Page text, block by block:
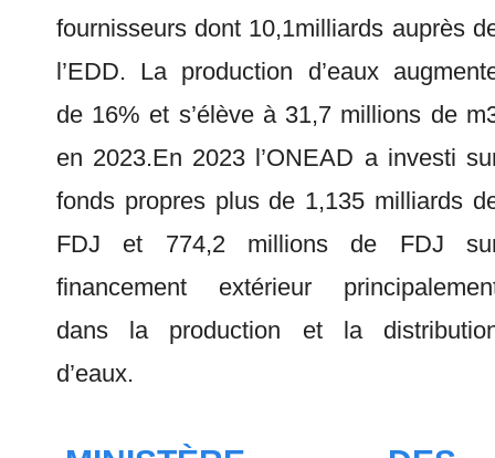
fournisseurs dont 10,1milliards auprès
l’EDD. La production d’eaux
de 16% et s’élève à 31,7 millions de
en 2023.En 2023 l’ONEAD a investi
fonds propres plus de 1,135 milliards
FDJ et 774,2 millions de FDJ
financement extérieur
dans la production et la
d’eaux.